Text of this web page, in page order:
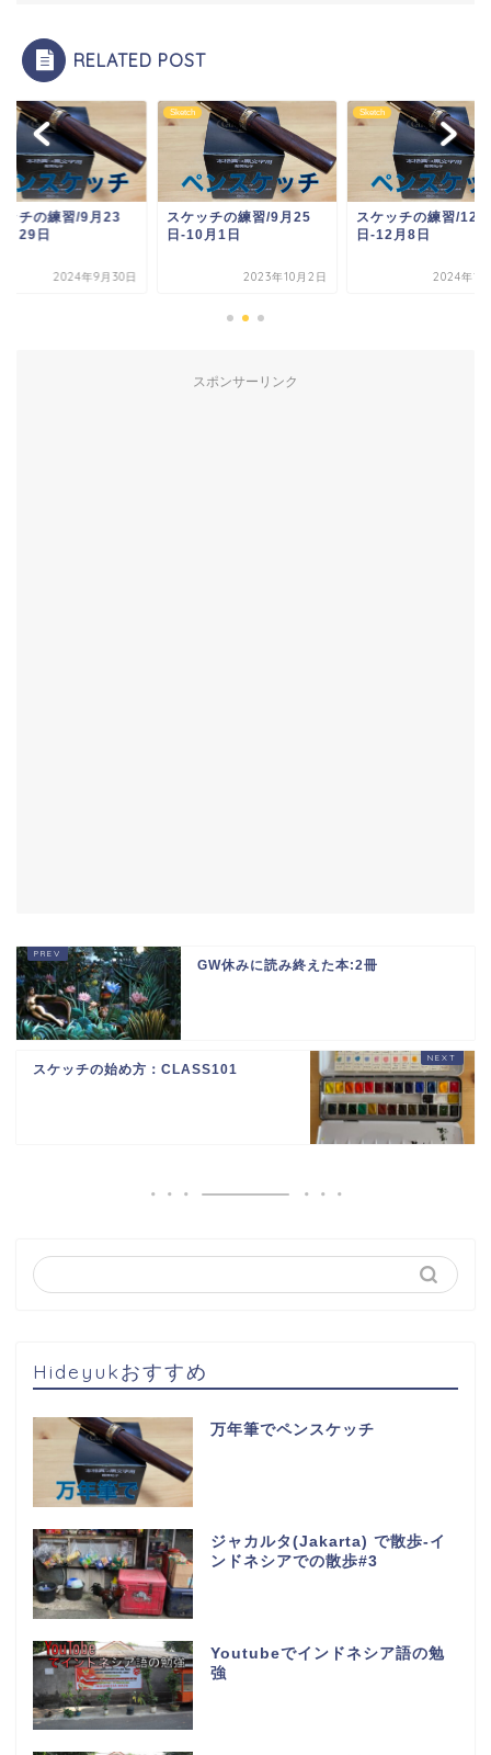
RELATED POST
ッチの練習/9月25
月1日
2023年10月2日
Sketch
スケッチの練習/12月2
日-12月8日
2024年12月9日
Sketch
スケッチの練習/9月
日-9月29日
2024年9
スポンサーリンク
GW休みに読み終えた本:2冊
スケッチの始め方：CLASS101
Hideyukおすすめ
万年筆でペンスケッチ
ジャカルタ(Jakarta) で散歩-イ
ンドネシアでの散歩#3
Youtubeでインドネシア語の勉
強